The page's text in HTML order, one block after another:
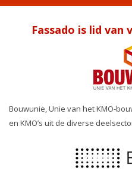
Fassado is lid
Bouwunie, Unie van het KMO-
en KMO’s uit de diverse